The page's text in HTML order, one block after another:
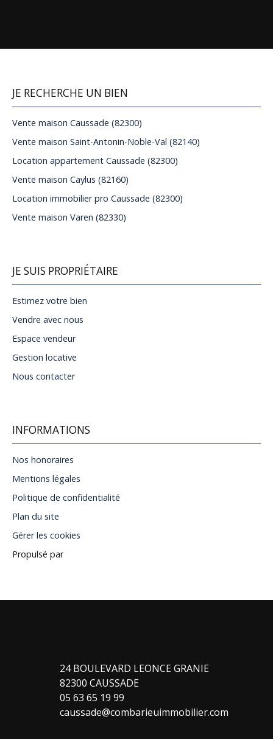
JE RECHERCHE UN BIEN
Vente maison Caussade (82300)
Vente maison Saint-Antonin-Noble-Val (82140)
Location appartement Caussade (82300)
Vente maison Caylus (82160)
Location immobilier pro Caussade (82300)
Vente maison Varen (82330)
JE SUIS PROPRIÉTAIRE
Estimez votre bien
Vendre avec nous
Espace vendeur
Gestion locative
Nous contacter
INFORMATIONS
Nos honoraires
Mentions légales
Politique de confidentialité
Plan du site
Gérer les cookies
Propulsé par
24 BOULEVARD LEONCE GRANIE
82300 CAUSSADE
05 63 65 19 99
caussade@combarieuimmobilier.com